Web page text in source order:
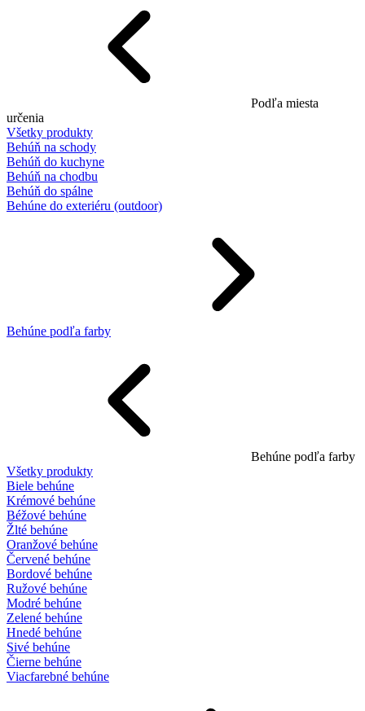
Podľa miesta
určenia
Všetky produkty
Behúň na schody
Behúň do kuchyne
Behúň na chodbu
Behúň do spálne
Behúne do exteriéru (outdoor)
Behúne podľa farby
Behúne podľa farby
Všetky produkty
Biele behúne
Krémové behúne
Béžové behúne
Žlté behúne
Oranžové behúne
Červené behúne
Bordové behúne
Ružové behúne
Modré behúne
Zelené behúne
Hnedé behúne
Sivé behúne
Čierne behúne
Viacfarebné behúne